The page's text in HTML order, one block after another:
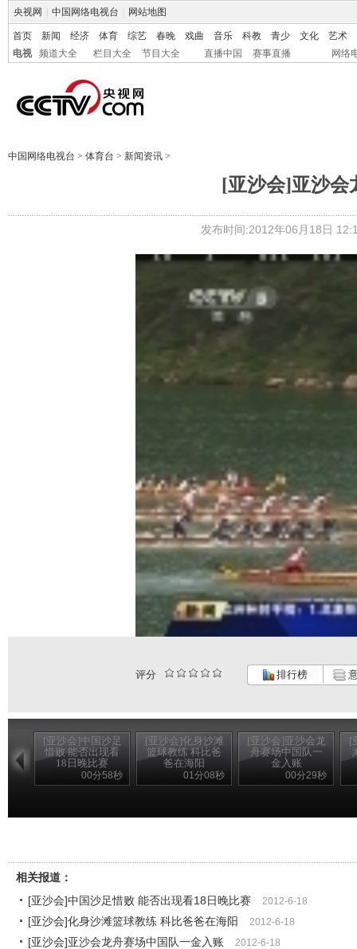
央视网 中国网络电视台 网站地图
首页 新闻 经济 体育 综艺 春晚 戏曲 音乐 科教 青少 文化
艺术
电视
频道大全 栏目大全 节目大全 直播中国 赛事直播 网络
中国网络电视台 > 体育台 > 新闻资讯 >
[亚沙会]亚沙会
发布时间:2012年06月18日
评分 排行榜
[亚沙会]中国沙足
惜败 能否出现看
18日晚比赛
00分58秒
[亚沙会]化身沙滩
篮球教练 科比爸
爸在海阳
01分08秒
[亚沙会]亚沙会龙
舟赛场中国队一
金入账
00分29秒
[
相关报道：
[亚沙会]中国沙足惜败 能否出现看18日晚比赛
2012-6-18
[亚沙会]化身沙滩篮球教练 科比爸爸在海阳 2012-6-18
[亚沙会]亚沙会龙舟赛场中国队一金入账 2012-6-18